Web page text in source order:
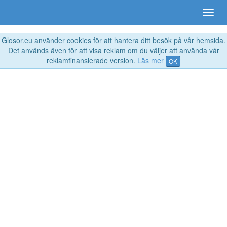
Glosor.eu använder cookies för att hantera ditt besök på vår hemsida.
Det används även för att visa reklam om du väljer att använda vår
reklamfinansierade version. Läs mer OK